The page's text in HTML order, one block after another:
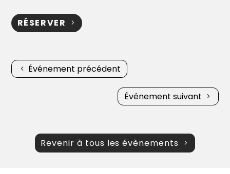
RÉSERVER
Événement précédent
Événement suivant
Revenir à tous les évènements